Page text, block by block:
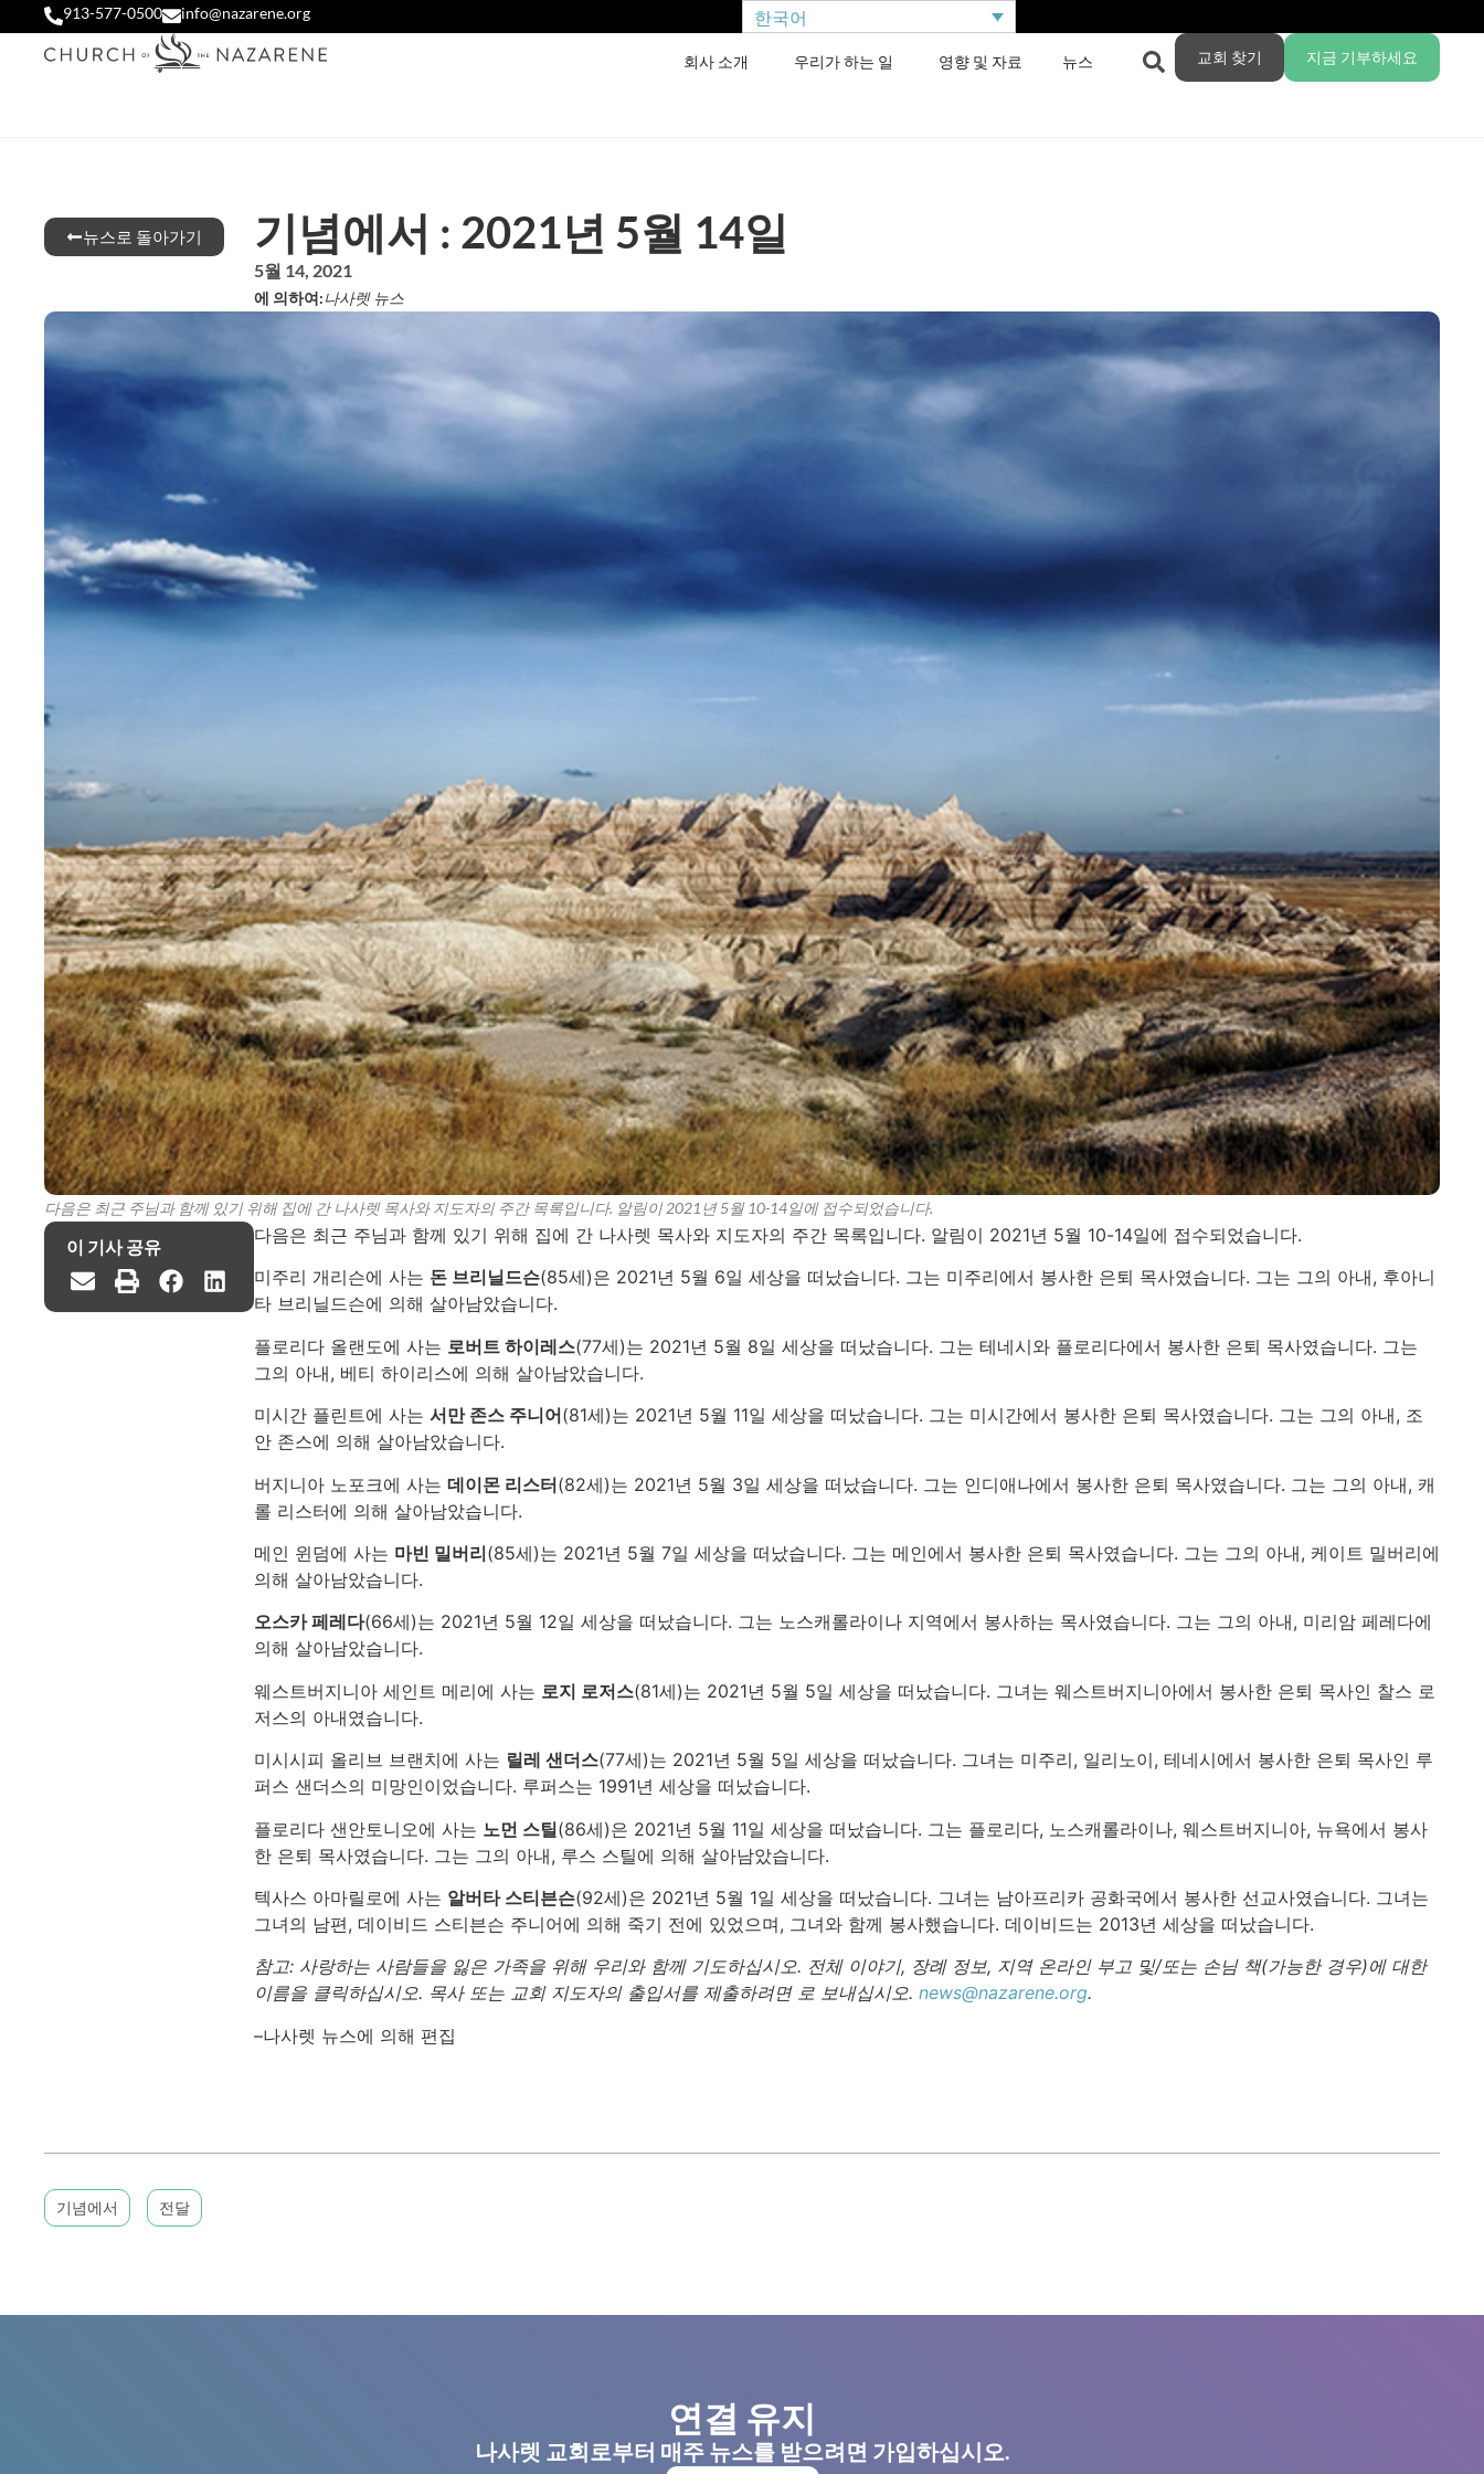
913-577-0500 info@nazarene.org 한국어
회사 소개 우리가 하는 일 영향 및 자료 뉴스 교회 찾기 지금 기부하세요
뉴스로 돌아가기 기념에서 : 2021년 5월 14일
5월 14, 2021
에 의하여:나사렛 뉴스
다음은 최근 주님과 함께 있기 위해 집에 간 나사렛 목사와 지도자의 주간 목록입니다. 알림이 2021년 5월 10-14일에 접수되었습니다.
이 기사 공유
다음은 최근 주님과 함께 있기 위해 집에 간 나사렛 목사와 지도자의 주간 목록입니다. 알림이 2021년 5월 10-14일에 접수되었습니다.
미주리 개리슨에 사는 돈 브리닐드슨(85세)은 2021년 5월 6일 세상을 떠났습니다. 그는 미주리에서 봉사한 은퇴 목사였습니다. 그는 그의 아내, 후아니
타 브리닐드슨에 의해 살아남았습니다.
플로리다 올랜도에 사는 로버트 하이레스(77세)는 2021년 5월 8일 세상을 떠났습니다. 그는 테네시와 플로리다에서 봉사한 은퇴 목사였습니다. 그는
그의 아내, 베티 하이리스에 의해 살아남았습니다.
미시간 플린트에 사는 서만 존스 주니어(81세)는 2021년 5월 11일 세상을 떠났습니다. 그는 미시간에서 봉사한 은퇴 목사였습니다. 그는 그의 아내, 조
안 존스에 의해 살아남았습니다.
버지니아 노포크에 사는 데이몬 리스터(82세)는 2021년 5월 3일 세상을 떠났습니다. 그는 인디애나에서 봉사한 은퇴 목사였습니다. 그는 그의 아내, 캐
롤 리스터에 의해 살아남았습니다.
메인 윈덤에 사는 마빈 밀버리(85세)는 2021년 5월 7일 세상을 떠났습니다. 그는 메인에서 봉사한 은퇴 목사였습니다. 그는 그의 아내, 케이트 밀버리에
의해 살아남았습니다.
오스카 페레다(66세)는 2021년 5월 12일 세상을 떠났습니다. 그는 노스캐롤라이나 지역에서 봉사하는 목사였습니다. 그는 그의 아내, 미리암 페레다에
의해 살아남았습니다.
웨스트버지니아 세인트 메리에 사는 로지 로저스(81세)는 2021년 5월 5일 세상을 떠났습니다. 그녀는 웨스트버지니아에서 봉사한 은퇴 목사인 찰스 로
저스의 아내였습니다.
미시시피 올리브 브랜치에 사는 릴레 샌더스(77세)는 2021년 5월 5일 세상을 떠났습니다. 그녀는 미주리, 일리노이, 테네시에서 봉사한 은퇴 목사인 루
퍼스 샌더스의 미망인이었습니다. 루퍼스는 1991년 세상을 떠났습니다.
플로리다 샌안토니오에 사는 노먼 스틸(86세)은 2021년 5월 11일 세상을 떠났습니다. 그는 플로리다, 노스캐롤라이나, 웨스트버지니아, 뉴욕에서 봉사
한 은퇴 목사였습니다. 그는 그의 아내, 루스 스틸에 의해 살아남았습니다.
텍사스 아마릴로에 사는 알버타 스티븐슨(92세)은 2021년 5월 1일 세상을 떠났습니다. 그녀는 남아프리카 공화국에서 봉사한 선교사였습니다. 그녀는
그녀의 남편, 데이비드 스티븐슨 주니어에 의해 죽기 전에 있었으며, 그녀와 함께 봉사했습니다. 데이비드는 2013년 세상을 떠났습니다.
참고: 사랑하는 사람들을 잃은 가족을 위해 우리와 함께 기도하십시오. 전체 이야기, 장례 정보, 지역 온라인 부고 및/또는 손님 책(가능한 경우)에 대한
이름을 클릭하십시오. 목사 또는 교회 지도자의 출입서를 제출하려면 로 보내십시오. news@nazarene.org.
–나사렛 뉴스에 의해 편집
기념에서 전달
연결 유지
나사렛 교회로부터 매주 뉴스를 받으려면 가입하십시오.